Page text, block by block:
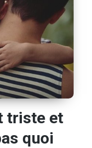
triste et
quoi